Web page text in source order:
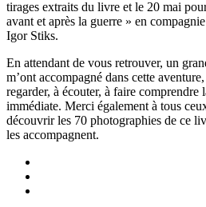
tirages extraits du livre et le 20 mai
avant et après la guerre » en
Igor Stiks.
En attendant de vous retrouver, un
m’ont accompagné dans cette
regarder, à écouter, à faire comprendre
immédiate. Merci également à tous
découvrir les 70 photographies de ce
les accompagnent.